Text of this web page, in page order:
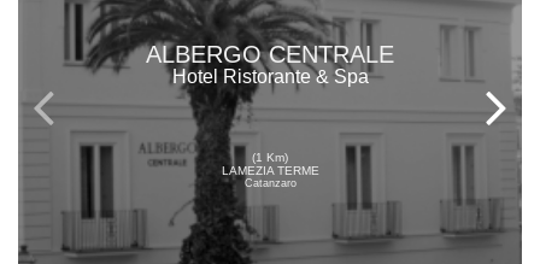
ALBERGO CENTRALE
Hotel Ristorante & Spa
(1 Km)
LAMEZIA TERME
Catanzaro